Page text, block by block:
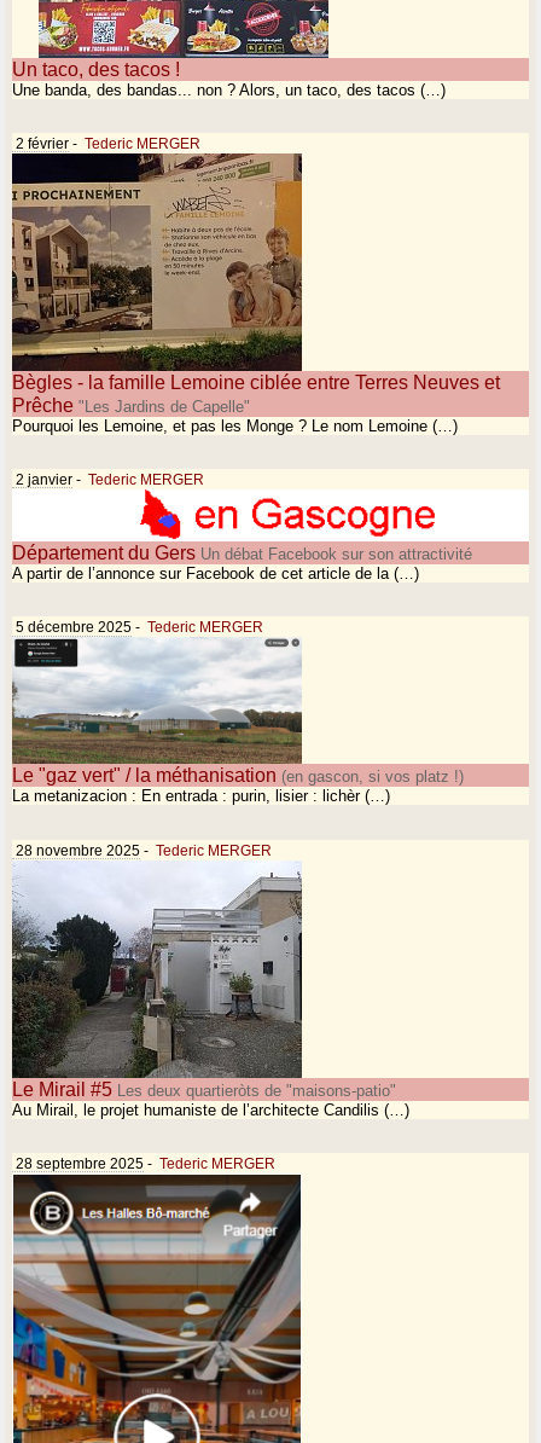
Un taco, des tacos !
Une banda, des bandas... non ? Alors, un taco, des tacos (…)
2 février - Tederic MERGER
Bègles - la famille Lemoine ciblée entre Terres Neuves et
Prêche "Les Jardins de Capelle"
Pourquoi les Lemoine, et pas les Monge ? Le nom Lemoine (…)
2 janvier - Tederic MERGER
Département du Gers Un débat Facebook sur son attractivité
A partir de l’annonce sur Facebook de cet article de la (…)
5 décembre 2025 - Tederic MERGER
Le "gaz vert" / la méthanisation (en gascon, si vos platz !)
La metanizacion : En entrada : purin, lisier : lichèr (…)
28 novembre 2025 - Tederic MERGER
Le Mirail #5 Les deux quartieròts de "maisons-patio"
Au Mirail, le projet humaniste de l’architecte Candilis (…)
28 septembre 2025 - Tederic MERGER